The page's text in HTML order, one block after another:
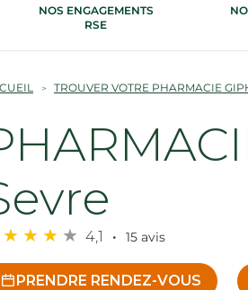
NOS ENGAGEMENTS
RSE
TROUVER VOTRE PHARMACIE
4,1 15 avis
PRENDRE RENDEZ-VOUS